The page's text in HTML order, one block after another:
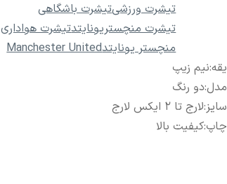
تیشرت ورزشیتیشرت باشگاهی
تیشرت منچستریونایتدتیشرت هواداری
منچستر یونایتدManchester United
یقه:نیم زیپ
مدل:دو رنگ
سایز:لارج تا 2 ایکس لارج
چاپ:کیفیت بالا